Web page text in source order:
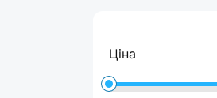
Ціна